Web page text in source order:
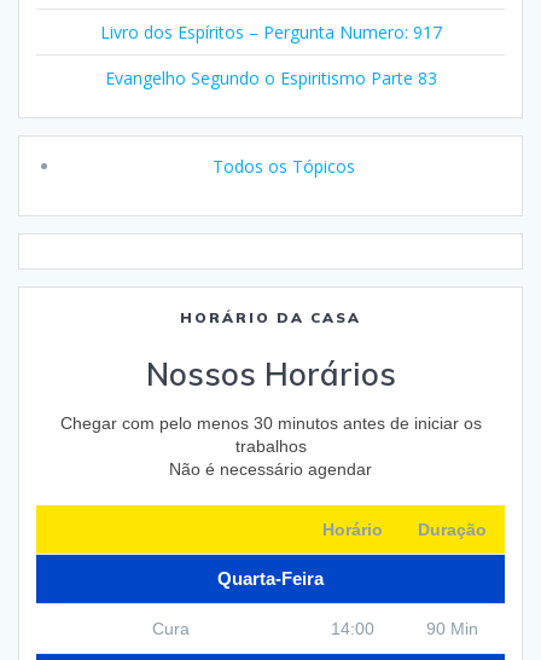
Livro dos Espíritos – Pergunta Numero: 917
Evangelho Segundo o Espiritismo Parte 83
Todos os Tópicos
HORÁRIO DA CASA
Nossos Horários
Chegar com pelo menos 30 minutos antes de iniciar os
trabalhos
Não é necessário agendar
Horário Duração
Quarta-Feira
Cura 14:00 90 Min